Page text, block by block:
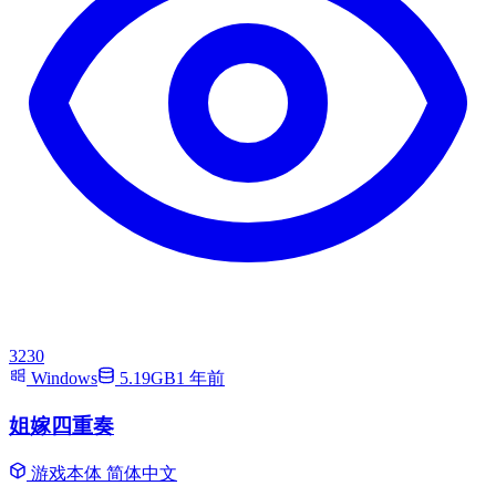
3230
Windows
5.19GB1 年前
姐嫁四重奏
游戏本体 简体中文